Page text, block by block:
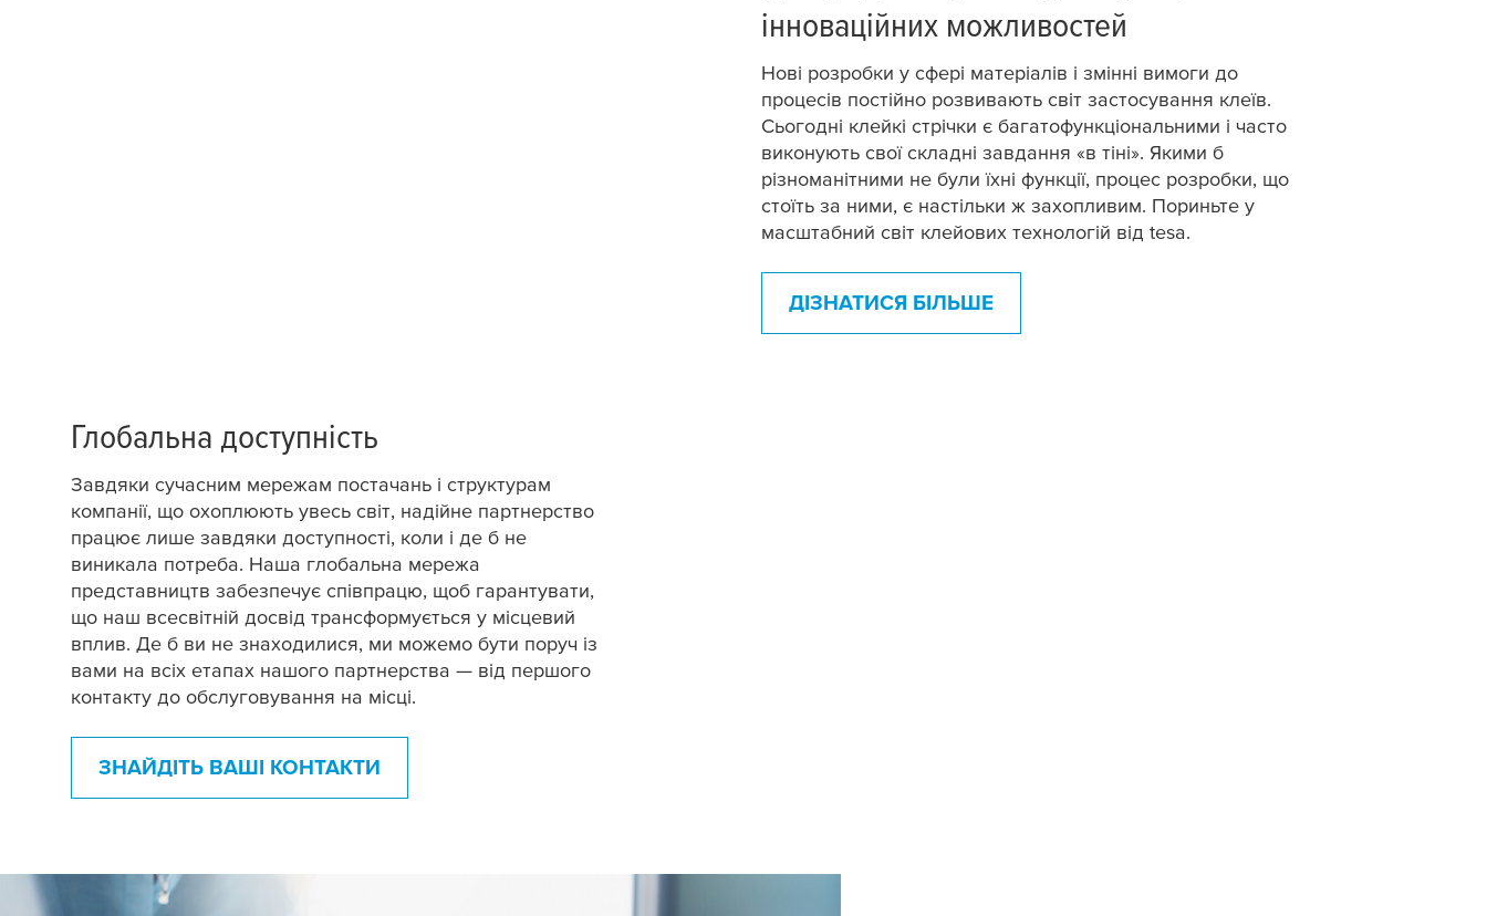
інноваційних можливостей
Нові розробки у сфері матеріалів і змінні вимоги до
процесів постійно розвивають світ застосування клеїв.
Сьогодні клейкі стрічки є багатофункціональними і часто
виконують свої складні завдання «в тіні». Якими б
різноманітними не були їхні функції, процес розробки, що
стоїть за ними, є настільки ж захопливим. Пориньте у
масштабний світ клейових технологій від tesa.
ДІЗНАТИСЯ БІЛЬШЕ
Глобальна доступність
Завдяки сучасним мережам постачань і структурам
компанії, що охоплюють увесь світ, надійне партнерство
працює лише завдяки доступності, коли і де б не
виникала потреба. Наша глобальна мережа
представництв забезпечує співпрацю, щоб гарантувати,
що наш всесвітній досвід трансформується у місцевий
вплив. Де б ви не знаходилися, ми можемо бути поруч із
вами на всіх етапах нашого партнерства — від першого
контакту до обслуговування на місці.
ЗНАЙДІТЬ ВАШІ КОНТАКТИ